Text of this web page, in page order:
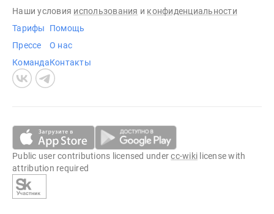
Наши условия использования и конфиденциальности
Тарифы
Прессе
Команда
Помощь
О нас
Контакты
Public user contributions licensed undercc-wiki license with
attribution required